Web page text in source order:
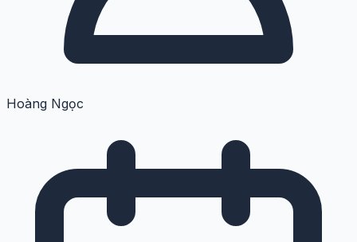
Hoàng Ngọc